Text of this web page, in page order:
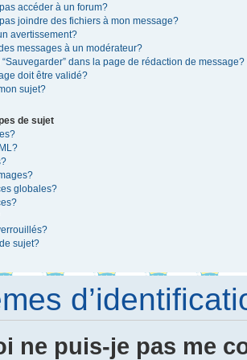
accéder à un forum?
joindre des fichiers à mon message?
avertissement?
messages à un modérateur?
dans la page de rédaction de message?
doit être validé?
sujet?
de sujet
globales?
sujet?
ne puis-je pas me